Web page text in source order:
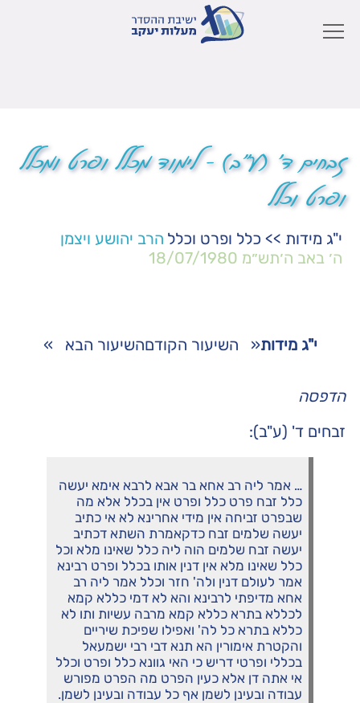
זבחים ד' (ע"ב) – לימוד מכלל ופרט ומכלל
ופרט וכלל
י"ג מידות >> כלל ופרט וכלל הרב יהושע ויצמן
ה׳ באב ה׳תש״מ 18/07/1980
י"ג מידות« השיעור הקודםהשיעור הבא »
הדפסה
זבחים ד' (ע"ב):
… אמר ליה רב אחא בר אבא לרבא אימא יעשה
כלל זבח פרט כלל ופרט אין בכלל אלא מה
שבפרט זביחה אין מידי אחרינא לא אי כתיב
יעשה שלמים זבח כדקאמרת השתא דכתיב
יעשה זבח שלמים הוה ליה כלל שאינו מלא וכל
כלל שאינו מלא אין דנין אותו בכלל ופרט רבינא
אמר לעולם דנין ולה' חזר וכלל אמר ליה רב
אחא מדיפתי לרבינא והא לא דמי כללא קמא
לכללא בתרא כללא קמא מרבה עשיות ותו לא
כללא בתרא כל לה' ואפילו שפיכת שיריים
והקטרת אימורין הא תנא דבי רבי ישמעאל
בכללי ופרטי דריש כי האי גוונא כלל ופרט וכלל
אי אתה דן אלא כעין הפרט מה הפרט מפורש
עבודה ובעינן לשמן אף כל עבודה ובעינן לשמן.